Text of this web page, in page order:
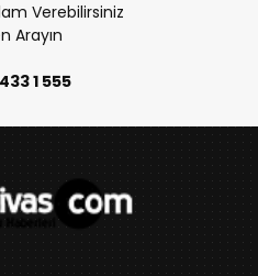
Verebilirsiniz
Arayın
1 555